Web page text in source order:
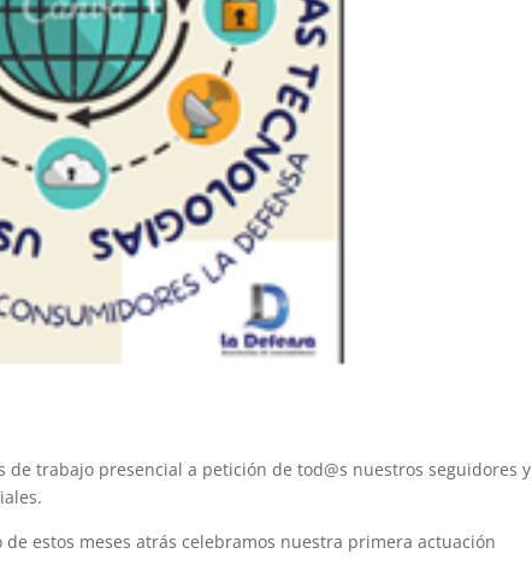
de trabajo presencial a petición de tod@s nuestros seguidores y
estos meses atrás celebramos nuestra primera actuación